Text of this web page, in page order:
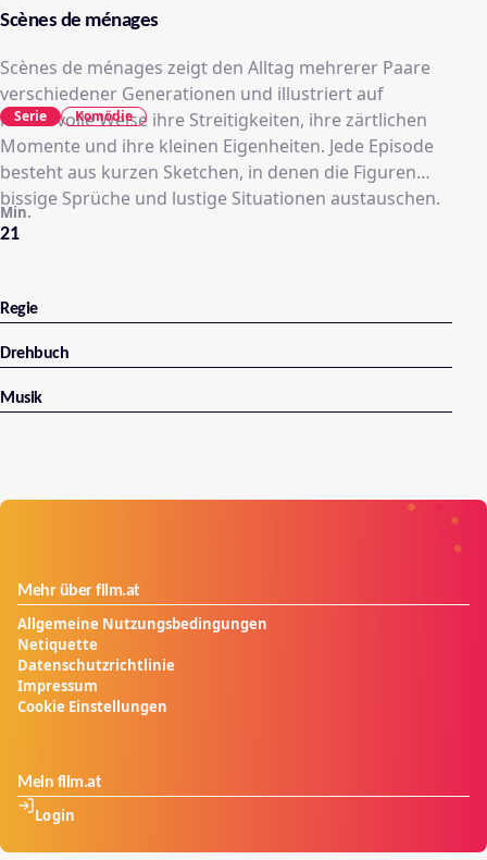
Scènes de ménages
Scènes de ménages zeigt den Alltag mehrerer Paare
verschiedener Generationen und illustriert auf
humorvolle Weise ihre Streitigkeiten, ihre zärtlichen
Momente und ihre kleinen Eigenheiten. Jede Episode
besteht aus kurzen Sketchen, in denen die Figuren
bissige Sprüche und lustige Situationen austauschen.
21
Min.
Serie Komödie
Regie
Drehbuch
Musik
Mehr über film.at
Allgemeine Nutzungsbedingungen
Netiquette
Datenschutzrichtlinie
Impressum
Cookie Einstellungen
Mein film.at
Login